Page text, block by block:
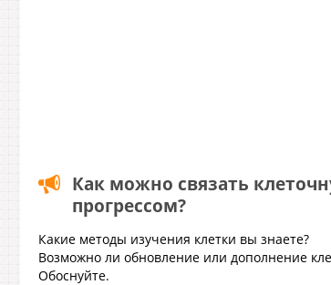
Как можно связать
прогрессом?
Какие методы изучения клетки вы знаете?
Возможно ли обновление или дополнение
Обоснуйте.